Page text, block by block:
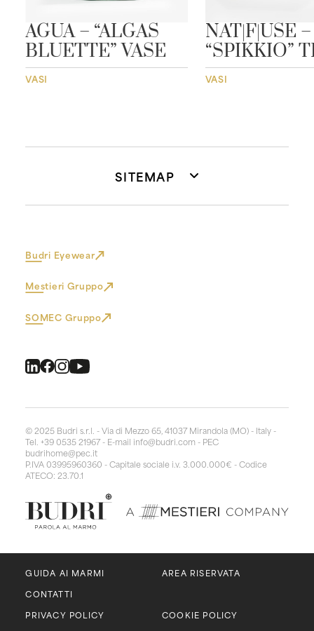
AGUA – “ALGAS
BLUETTE” VASE
VASI
NAT|F|USE –
“SPIKKIO”
VASI
SITEMAP
Budri Eyewear
Mestieri Gruppo
SOMEC Gruppo
© 2025 Budri s.r.l. - Via di Mezzo 65, 41037 Mirandola (MO) - Italy -
Tel. +39 0535 21967 - E-mail info@budri.com - PEC
budrihome@pec.it
P.IVA 03995960360 - Capitale sociale i.v. 3.000.000€ - Codice
ATECO: 23.70.1
GUIDA AI MARMI
AREA RISERVATA
CONTATTI
PRIVACY POLICY
COOKIE POLICY